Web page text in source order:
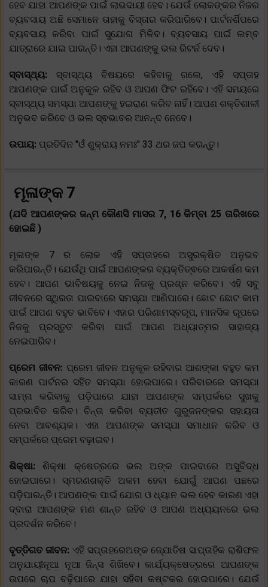
ହେବ ଯାହା ଆପଣଙ୍କ ପାଇଁ ଲାଭଦାୟୀ ହେବ। ଯେଉଁ ଲୋକଙ୍କର ନିଜର
ବ୍ୟବସାୟ ଅଛି ସେମାନେ ତାହାକୁ ବିସ୍ତାର କରିପାରିବେ। ପାର୍ଟନର୍ଶିପରେ
ବ୍ୟବସାୟ କରିବା ପାଇଁ ସୁଯୋଗ ମିଳିବ। ବ୍ୟବସାୟ ପାଇଁ ଲମ୍ବ
ଯାତ୍ରାରେ ଯାଇ ପାରନ୍ତି। ଏହା ଆପଣଙ୍କୁ ଭଲ ରିଟର୍ନ ଦେବ।
ସ୍ବାସ୍ଥ୍ୟ: ସ୍ବାସ୍ଥ୍ୟ ବିଷୟରେ କହିବାକୁ ଗଲେ, ଏହି ସପ୍ତାହ
ଆପଣଙ୍କ ପାଇଁ ଅନୁକୂଳ ରହିବ ଓ ଆପଣ ଫିଟ ରହିବେ। ଏହି ସମୟରେ
ସ୍ବାସ୍ଥ୍ୟ ସମସ୍ଯା ଆପଣଙ୍କୁ ହଇରାଣ କରିବ ନାହିଁ। ଆପଣ ଶକ୍ତିଶାଳୀ
ଅନୁଭବ କରିବେ ଓ ଭଲ ସ୍ଵଭାବର ଆନନ୍ଦ ନେବେ।
ଉପାୟ: ପ୍ରତିଦିନ "ଓଁ ଶୁକ୍ରାୟ ନମଃ" 33 ଥର ଜପ କରନ୍ତୁ।
ମୂଳାଙ୍କ 7
(ଯଦି ଆପଣଙ୍କର ଜନ୍ମ କୌଣସି ମାସର 7, 16 କିମ୍ବା 25 ତାରିଖରେ
ହୋଇଛି )
ମୂଳାଙ୍କ 7 ର ଲୋକ ଏହି ସପ୍ତାହରେ ଅସୁରକ୍ଷିତ ଅନୁଭବ
କରିପାରନ୍ତି। ଯେଉଁଥି ପାଇଁ ଆପଣଙ୍କର ବ୍ୟକ୍ତିତ୍ଵରେ ଆକର୍ଷଣ କମ
ହେବ। ଆପଣ ଭାବିଷୟକୁ ନେଇ ନିଜକୁ ପ୍ରଶ୍ନ କରିବେ। ଏହି ସବୁ
ଜୀବନରେ ସ୍ଥିରତା ପାଇବାରେ ସମସ୍ଯା ଆଣିପାରେ। ଛୋଟ ଛୋଟ କାମ
ପାଇଁ ଆପଣ ବହୁତ ଭାବିବେ। ଏହାର ପରିଣାମସ୍ବରୂପ, ମାନସିକ ରୂପରେ
ନିଜକୁ ପ୍ରସ୍ତୁତ କରିବା ପାଇଁ ଆପଣ ଅଧ୍ୟାତ୍ମର ସାହାଜ୍ୟ
ନେଇପାରିବ।
ପ୍ରେମ ଜୀବନ: ପ୍ରେମ ଜୀବନ ଅନୁକୂଳ ରହିବାର ଆଶଙ୍କା ବହୁତ କମ
କାରଣ ପାର୍ଟନର ସହିତ ସମସ୍ଯା ହୋଇପାରେ। ପରିବାରରେ ସମସ୍ଯା
ସାମ୍ନା କରିବାକୁ ପଡ଼ିପାରେ ଯାହା ଆପଣଙ୍କ ସମ୍ପର୍କରେ ସୁଖକୁ
ପ୍ରଭାବିତ କରିବ। ଚିନ୍ତା କରିବା ବ୍ୟତୀତ ଗୁରୁଜନଙ୍କର ସହାୟତା
ନେବା ଆବଶ୍ୟକ। ଏହା ଆପଣଙ୍କ ସମସ୍ଯା ସମାଧାନ କରିବ ଓ
ସମ୍ପର୍କରେ ପ୍ରେମ ବଢ଼ାଇବ।
ଶିକ୍ଷା: ଶିକ୍ଷା କ୍ଷେତ୍ରରେ ଭଲ ଅଙ୍କ ପାଇବାରେ ଅସୁବିଦ୍ଧ
ହୋଇପାରେ। ସ୍ମରଣଶକ୍ତି ଅକମ ହେବା ଯୋଗୁଁ ଆପଣ ପଛରେ
ପଡ଼ିପାରନ୍ତି। ଆପଣଙ୍କ ପାଇଁ ଯୋଗ ଓ ଧ୍ୟାନ ଭଲ ହେବ କାରଣ ଏହା
ଦ୍ବାରା ଆପଣଙ୍କ ମଣ ଶାନ୍ତ ରହିବ ଓ ଆପଣ ଅଧ୍ୟୟନରେ ଭଲ
ପ୍ରଦର୍ଶନ କରିବେ।
ବୃତ୍ତିଗତ ଜୀବନ: ଏହି ସପ୍ତାହରେଅଙ୍କ ଜ୍ଯୋତିଷ ସାପ୍ତାହିକ ରାଶିଫଳ
ଅନୁଯାୟୀନୂଆ ନୂଆ ଜିନ୍ସ ଶିଖିବେ। କାର୍ଯ୍ୟକ୍ଷେତ୍ରରେ ଆପଣଙ୍କ
ଉପରେ ଚାପ ବଢ଼ିପାରେ ଯାହା ସହିବା କଷ୍ଟକର ହୋଇପାରେ। ଯେଉଁ